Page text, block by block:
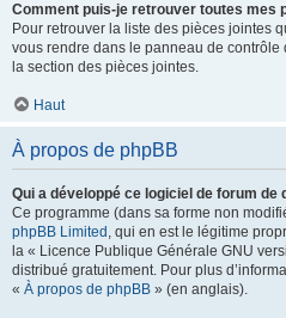
Comment puis-je retrouver toutes mes
Pour retrouver la liste des pièces jointes
vous rendre dans le panneau de contrôle
la section des pièces jointes.
Haut
À propos de phpBB
Qui a développé ce logiciel de forum de
Ce programme (dans sa forme non
phpBB Limited , qui en est le légitime
la « Licence Publique Générale GNU
distribué gratuitement. Pour plus
« À propos de phpBB » (en anglais).